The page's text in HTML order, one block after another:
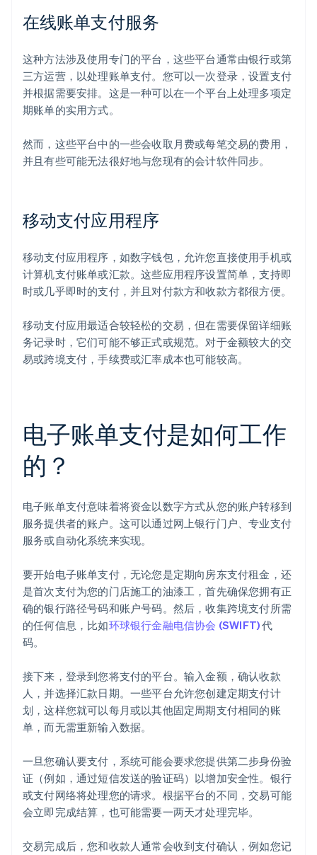
在线账单支付服务
这种方法涉及使用专门的平台，这些平台通常由银行或第
三方运营，以处理账单支付。您可以一次登录，设置支付
并根据需要安排。这是一种可以在一个平台上处理多项定
期账单的实用方式。
然而，这些平台中的一些会收取月费或每笔交易的费用，
并且有些可能无法很好地与您现有的会计软件同步。
移动支付应用程序
移动支付应用程序，如数字钱包，允许您直接使用手机或
计算机支付账单或汇款。这些应用程序设置简单，支持即
时或几乎即时的支付，并且对付款方和收款方都很方便。
移动支付应用最适合较轻松的交易，但在需要保留详细账
务记录时，它们可能不够正式或规范。对于金额较大的交
易或跨境支付，手续费或汇率成本也可能较高。
电子账单支付是如何工作
的？
电子账单支付意味着将资金以数字方式从您的账户转移到
服务提供者的账户。这可以通过网上银行门户、专业支付
服务或自动化系统来实现。
要开始电子账单支付，无论您是定期向房东支付租金，还
是首次支付为您的门店施工的油漆工，首先确保您拥有正
确的银行路径号码和账户号码。然后，收集跨境支付所需
的任何信息，比如环球银行金融电信协会 (SWIFT)代
码。
接下来，登录到您将支付的平台。输入金额，确认收款
人，并选择汇款日期。一些平台允许您创建定期支付计
划，这样您就可以每月或以其他固定周期支付相同的账
单，而无需重新输入数据。
一旦您确认要支付，系统可能会要求您提供第二步身份验
证（例如，通过短信发送的验证码）以增加安全性。银行
或支付网络将处理您的请求。根据平台的不同，交易可能
会立即完成结算，也可能需要一两天才处理完毕。
交易完成后，您和收款人通常会收到支付确认，例如您记